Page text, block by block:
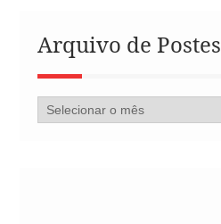
Arquivo de Postes
Arquivo
de